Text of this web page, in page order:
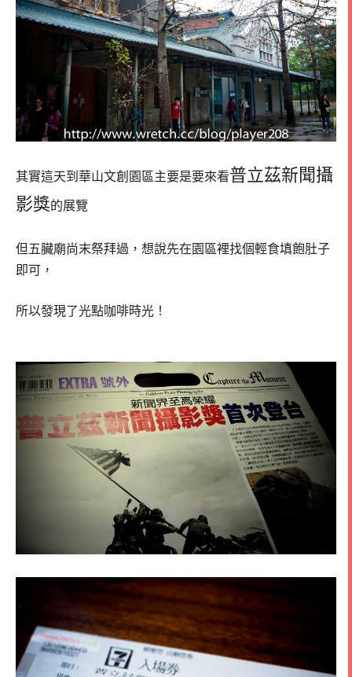
其實這天到華山文創園區主要是要來看普立茲新聞攝
影獎的展覽
但五臟廟尚末祭拜過，想說先在園區裡找個輕食填飽肚子
即可，
所以發現了光點咖啡時光！